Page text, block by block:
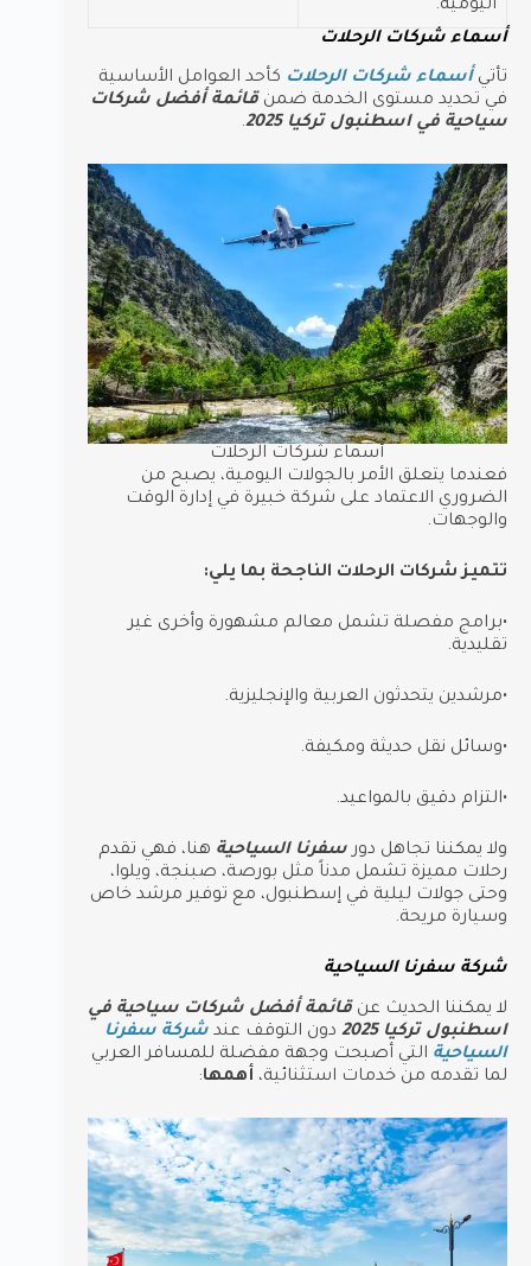
اليومية.
أسماء شركات الرحلات
تأتيأسماء شركات الرحلات كأحد العوامل الأساسية
في تحديد مستوى الخدمة ضمن قائمة أفضل شركات
سياحية في اسطنبول تركيا 2025
.
أسماء شركات الرحلات
فعندما يتعلق الأمر بالجولات اليومية، يصبح من
الضروري الاعتماد على شركة خبيرة في إدارة الوقت
والوجهات.
تتميز شركات الرحلات الناجحة بما يلي:
•برامج مفصلة تشمل معالم مشهورة وأخرى غير
تقليدية.
•مرشدين يتحدثون العربية والإنجليزية.
•وسائل نقل حديثة ومكيفة.
•التزام دقيق بالمواعيد.
ولا يمكننا تجاهل دورسفرنا السياحية هنا، فهي تقدم
رحلات مميزة تشمل مدناً مثل بورصة، صبنجة، ويلوا،
وحتى جولات ليلية في إسطنبول، مع توفير مرشد خاص
وسيارة مريحة.
شركة سفرنا السياحية
لا يمكننا الحديث عن قائمة أفضل شركات سياحية في
اسطنبول تركيا 2025
دون التوقف عند شركة سفرنا
السياحية التي أصبحت وجهة مفضلة للمسافر العربي
لما تقدمه من خدمات استثنائية، أهمها: